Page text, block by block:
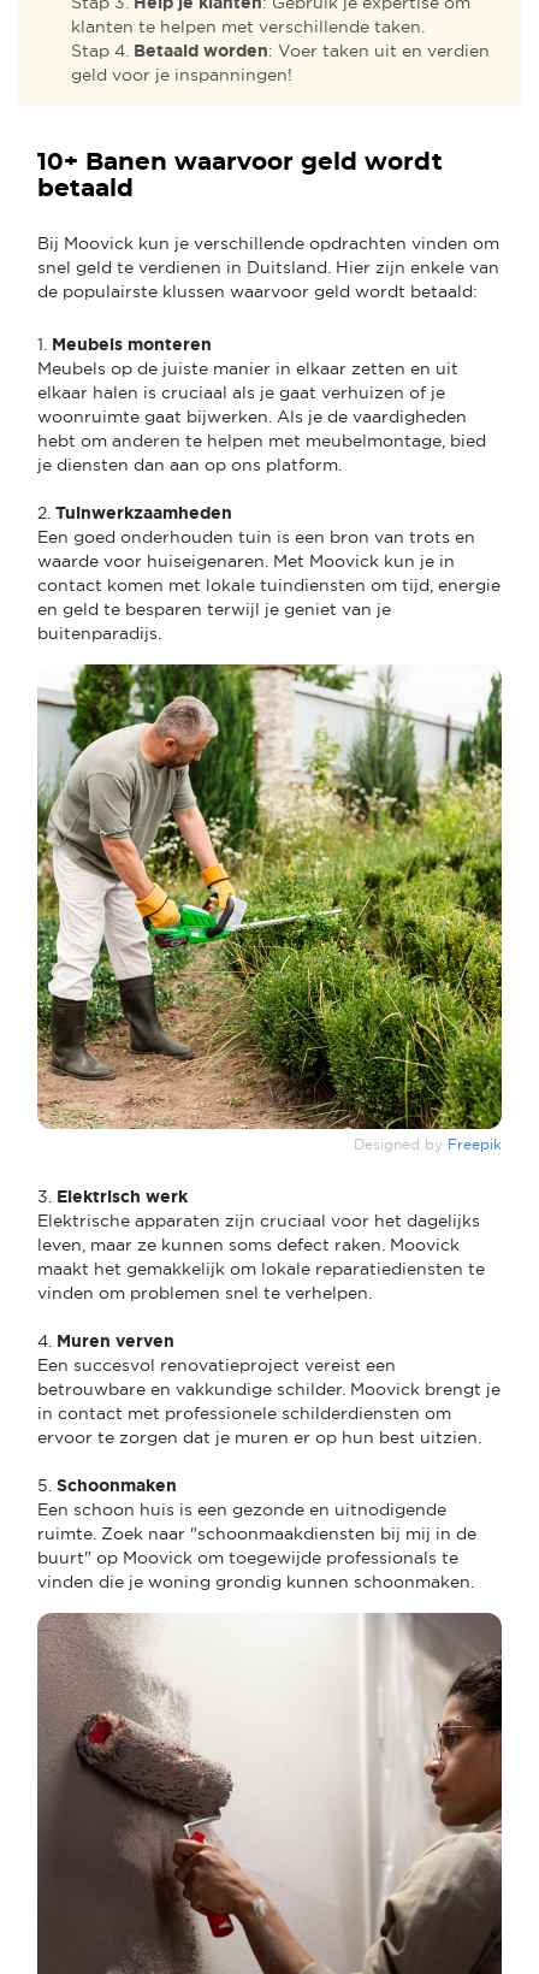
klanten te helpen met verschillende taken.
Stap 4. Betaald worden: Voer taken uit en verdien
geld voor je inspanningen!
10+ Banen waarvoor geld wordt
betaald
Bij Moovick kun je verschillende opdrachten vinden om
snel geld te verdienen in Duitsland. Hier zijn enkele van
de populairste klussen waarvoor geld wordt betaald:
1. Meubels monteren
Meubels op de juiste manier in elkaar zetten en uit
elkaar halen is cruciaal als je gaat verhuizen of je
woonruimte gaat bijwerken. Als je de vaardigheden
hebt om anderen te helpen met meubelmontage, bied
je diensten dan aan op ons platform.
2. Tuinwerkzaamheden
Een goed onderhouden tuin is een bron van trots en
waarde voor huiseigenaren. Met Moovick kun je in
contact komen met lokale tuindiensten om tijd, energie
en geld te besparen terwijl je geniet van je
buitenparadijs.
Designed by Freepik
3. Elektrisch werk
Elektrische apparaten zijn cruciaal voor het dagelijks
leven, maar ze kunnen soms defect raken. Moovick
maakt het gemakkelijk om lokale reparatiediensten te
vinden om problemen snel te verhelpen.
4. Muren verven
Een succesvol renovatieproject vereist een
betrouwbare en vakkundige schilder. Moovick brengt je
in contact met professionele schilderdiensten om
ervoor te zorgen dat je muren er op hun best uitzien.
5. Schoonmaken
Een schoon huis is een gezonde en uitnodigende
ruimte. Zoek naar "schoonmaakdiensten bij mij in de
buurt" op Moovick om toegewijde professionals te
vinden die je woning grondig kunnen schoonmaken.